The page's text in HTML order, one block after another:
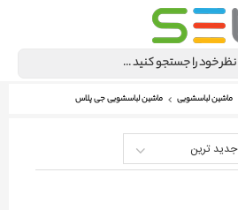
ماشین لباسشویی ماشین لباسشویی جی پلاس
جدید ترین